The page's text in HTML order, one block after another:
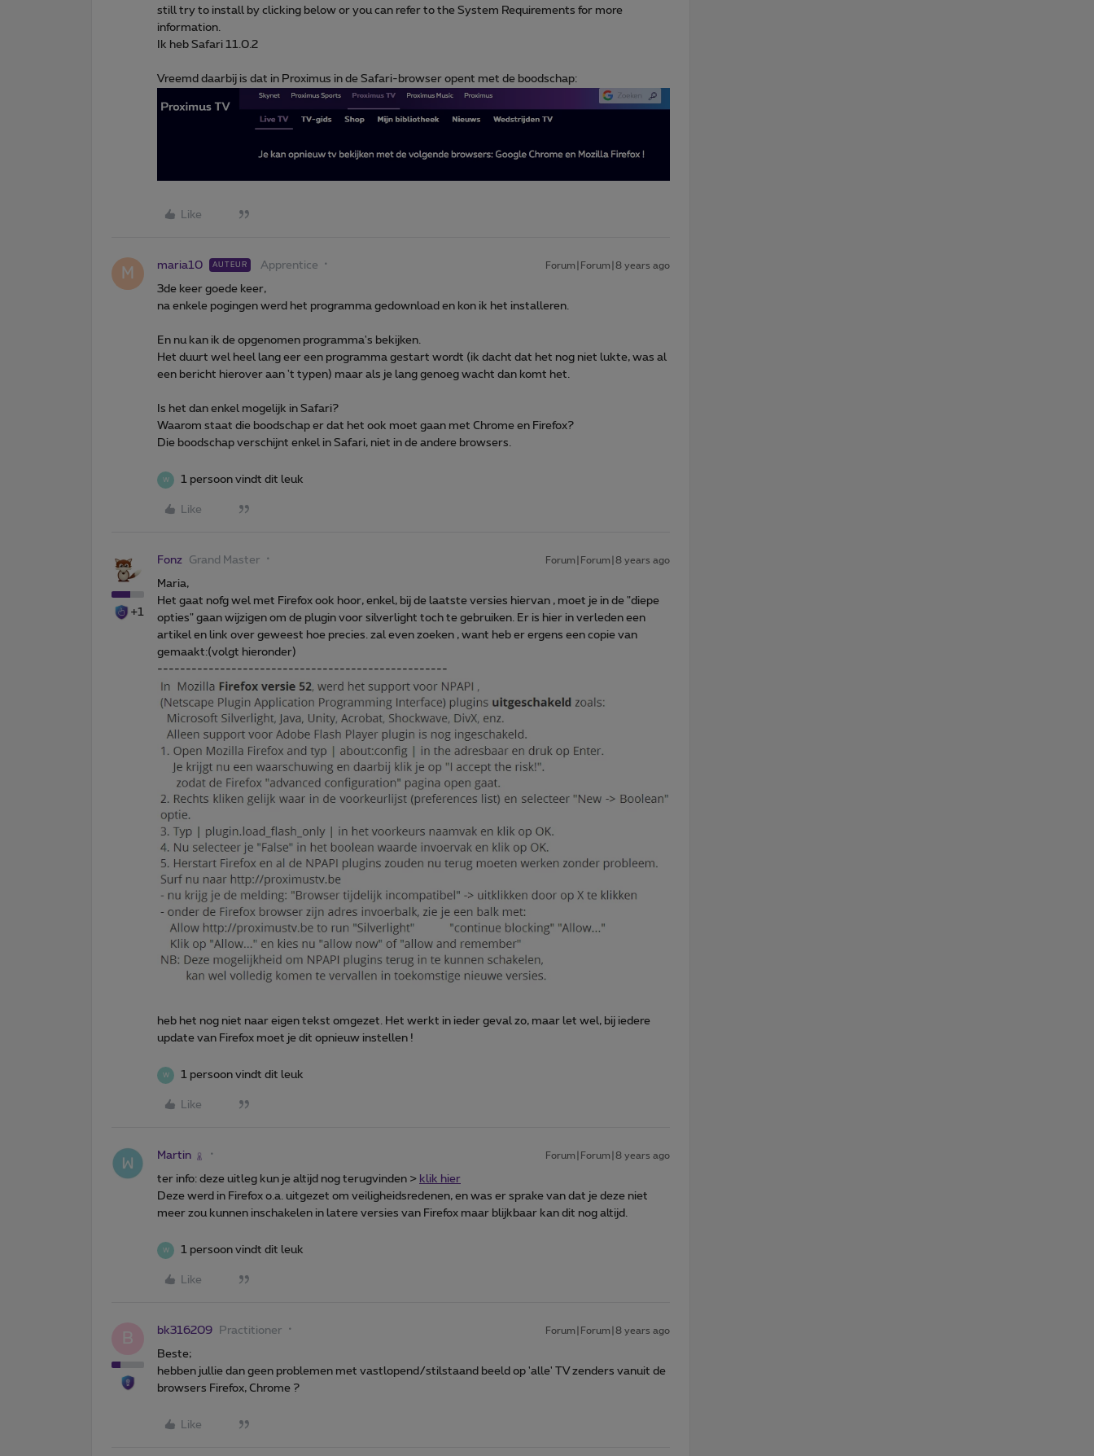
still try to install by clicking below or you can refer to the System Requirements for more
information.
Ik heb Safari 11.0.2
Vreemd daarbij is dat in Proximus in de Safari-browser opent met de boodschap:
Like
M maria10 AUTEUR Apprentice Forum|Forum|8 years ago
3de keer goede keer,
na enkele pogingen werd het programma gedownload en kon ik het installeren.
En nu kan ik de opgenomen programma's bekijken.
Het duurt wel heel lang eer een programma gestart wordt (ik dacht dat het nog niet lukte, was al
een bericht hierover aan 't typen) maar als je lang genoeg wacht dan komt het.
Is het dan enkel mogelijk in Safari?
Waarom staat die boodschap er dat het ook moet gaan met Chrome en Firefox?
Die boodschap verschijnt enkel in Safari, niet in de andere browsers.
W 1 persoon vindt dit leuk
Like
+1
Fonz Grand Master Forum|Forum|8 years ago
Maria,
Het gaat nofg wel met Firefox ook hoor, enkel, bij de laatste versies hiervan , moet je in de "diepe
opties" gaan wijzigen om de plugin voor silverlight toch te gebruiken. Er is hier in verleden een
artikel en link over geweest hoe precies. zal even zoeken , want heb er ergens een copie van
gemaakt:(volgt hieronder)
---------------------------------------------------
heb het nog niet naar eigen tekst omgezet. Het werkt in ieder geval zo, maar let wel, bij iedere
update van Firefox moet je dit opnieuw instellen !
W 1 persoon vindt dit leuk
Like
Martin Forum|Forum|8 years ago
ter info: deze uitleg kun je altijd nog terugvinden > klik hier
Deze werd in Firefox o.a. uitgezet om veiligheidsredenen, en was er sprake van dat je deze niet
meer zou kunnen inschakelen in latere versies van Firefox maar blijkbaar kan dit nog altijd.
W 1 persoon vindt dit leuk
Like
B bk316209 Practitioner Forum|Forum|8 years ago
Beste;
hebben jullie dan geen problemen met vastlopend/stilstaand beeld op 'alle' TV zenders vanuit de
browsers Firefox, Chrome ?
Like